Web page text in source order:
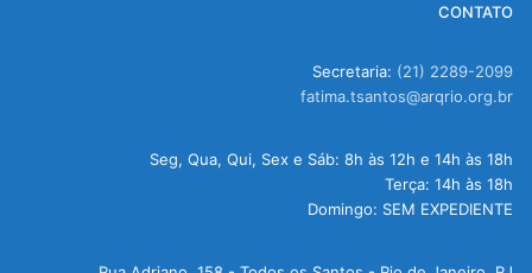
CONTATO
Secretaria: (21) 2289-2099
fatima.tsantos@arqrio.org.br
Seg, Qua, Qui, Sex e Sáb: 8h às 12h e 14h às 18h
Terça: 14h às 18h
Domingo: SEM EXPEDIENTE